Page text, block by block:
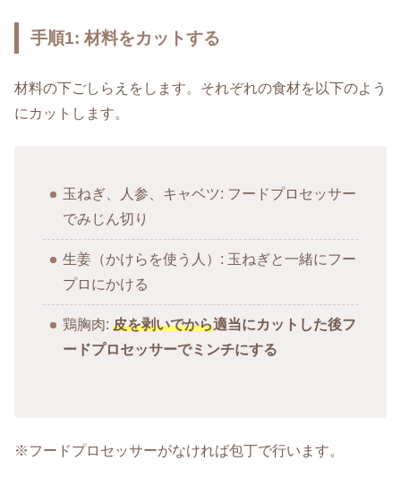
手順1: 材料をカットする
材料の下ごしらえをします。それぞれの食材を以下のよう
にカットします。
玉ねぎ、人参、キャベツ: フードプロセッサー
でみじん切り
生姜（かけらを使う人）: 玉ねぎと一緒にフー
プロにかける
鶏胸肉:皮を剥いでから適当にカットした後フ
ードプロセッサーでミンチにする
※フードプロセッサーがなければ包丁で行います。